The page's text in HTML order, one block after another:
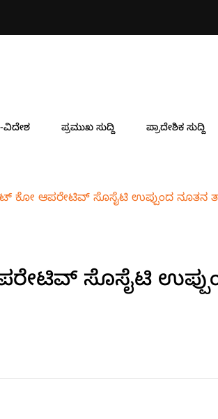
ವಿದೇಶ ಪ್ರಮುಖ ಸುದ್ದಿ ಪ್ರಾದೇಶಿಕ ಸುದ್ದಿ
ಕೋ ಆಪರೇಟಿವ್ ಸೊಸೈಟಿ ಉಪ್ಪುಂದ ನೂತನ
ಸೊಸೈಟಿ